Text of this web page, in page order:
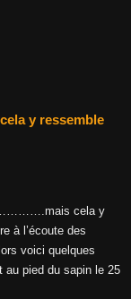
y ressemble
cela y
à l’écoute des
voici quelques
au pied du sapin le 25